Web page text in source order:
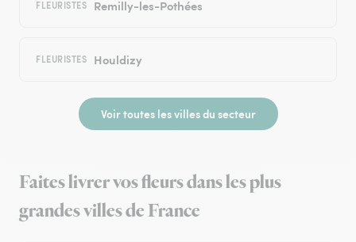
FLEURISTES Remilly-les-Pothées
FLEURISTES Houldizy
Voir toutes les villes du secteur
Faites livrer vos fleurs dans les plus
grandes villes de France